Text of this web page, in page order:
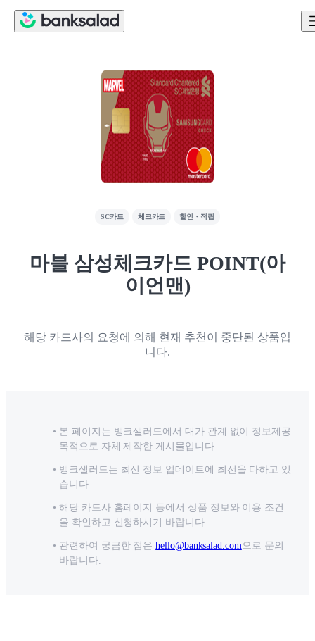
SC카드 체크카드 할인・적립
마블 삼성체크카드 POINT(아
이언맨)
해당 카드사의 요청에 의해 현재 추천이 중단된 상품입
니다.
본 페이지는 뱅크샐러드에서 대가 관계 없이 정보제공
목적으로 자체 제작한 게시물입니다.
뱅크샐러드는 최신 정보 업데이트에 최선을 다하고 있
습니다.
해당 카드사 홈페이지 등에서 상품 정보와 이용 조건
을 확인하고 신청하시기 바랍니다.
관련하여 궁금한 점은 hello@banksalad.com 으로 문의
바랍니다.